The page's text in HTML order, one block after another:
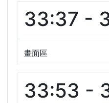
33:37 -
畫面區
33:53 -